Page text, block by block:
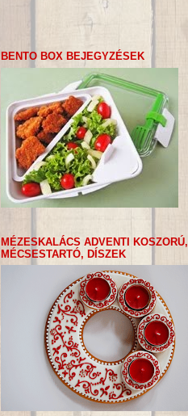
BENTO BOX BEJEGYZÉSEK
MÉZESKALÁCS ADVENTI KOSZORÚ,
MÉCSESTARTÓ, DÍSZEK